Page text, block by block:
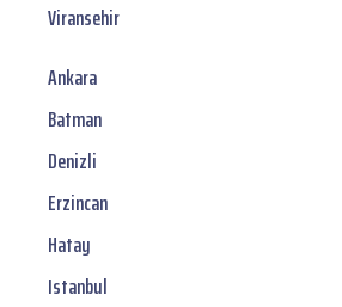
Viransehir
Ankara
Batman
Denizli
Erzincan
Hatay
Istanbul